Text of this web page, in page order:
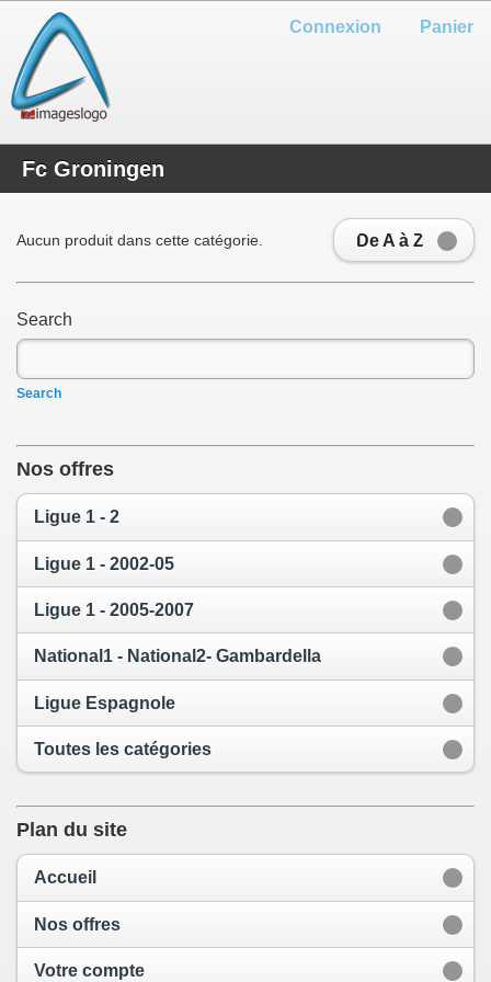
Panier
Connexion
Fc Groningen
De A à Z
Aucun produit dans cette catégorie.
Search
Search
Nos offres
Ligue 1 - 2
Ligue 1 - 2002-05
Ligue 1 - 2005-2007
National1 - National2- Gambardella
Ligue Espagnole
Toutes les catégories
Plan du site
Accueil
Nos offres
Votre compte